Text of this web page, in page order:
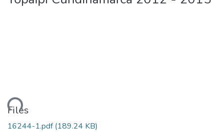
Files
16244-1.pdf(189.24 KB)